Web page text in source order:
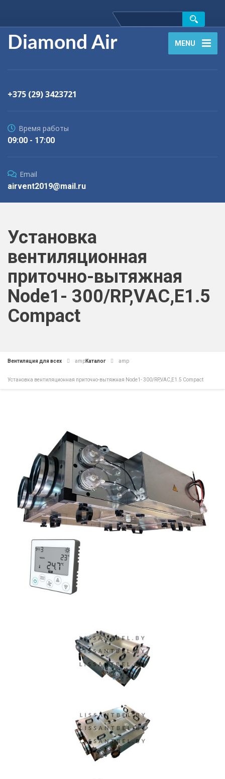
Diamond Air MENU
+375 (29) 3423721
Время работы
09:00 - 17:00
Email
airvent2019@mail.ru
Установка
вентиляционная
приточно-вытяжная
Node1- 300/RP,VAC,E1.5
Compact
Вентиляция для всех ampКаталог amp
Установка вентиляционная приточно-вытяжная Node1- 300/RP,VAC,E1.5 Compact